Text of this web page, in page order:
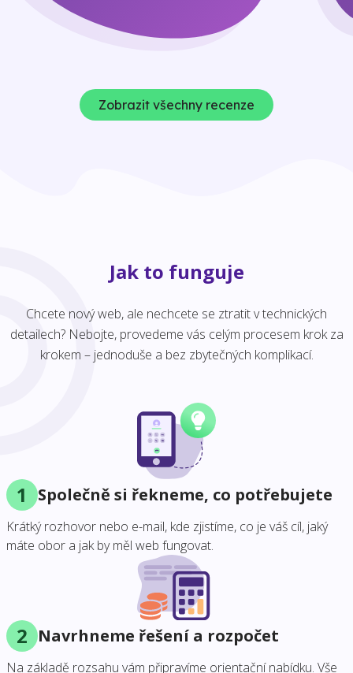
Zobrazit všechny recenze
Jak to funguje
Chcete nový web, ale nechcete se ztratit v technických
detailech? Nebojte, provedeme vás celým procesem krok za
krokem – jednoduše a bez zbytečných komplikací.
1 Společně si řekneme, co potřebujete
Krátký rozhovor nebo e-mail, kde zjistíme, co je váš cíl, jaký
máte obor a jak by měl web fungovat.
2 Navrhneme řešení a rozpočet
Na základě rozsahu vám připravíme orientační nabídku. Vše